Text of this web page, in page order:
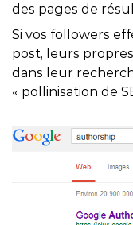
des pages de
Si vos followers
post, leurs
dans leur
« pollinisation de